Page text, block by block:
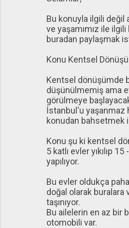
Bu konuyla ilgili değil
ve yaşamımız ile
buradan paylaşmak
Konu Kentsel
Kentsel dönüşümde
düşünülmemiş ama
görülmeye
İstanbul'u yaşanmaz
konudan bahsetmek
Konu şu ki kentsel
5 katlı evler yıkılıp
yapılıyor.
Bu evler oldukça
doğal olarak buralara
taşınıyor.
Bu ailelerin en az bir
otomobili var.